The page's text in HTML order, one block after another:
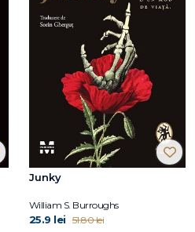
Junky
William S. Burroughs
25.9 lei 51.80 lei